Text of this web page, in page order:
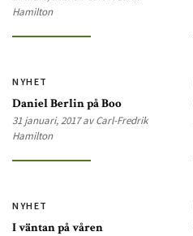
Hamilton
NYHET
Daniel Berlin på Boo
31 januari, 2017 av Carl-Fredrik
Hamilton
NYHET
I väntan på våren